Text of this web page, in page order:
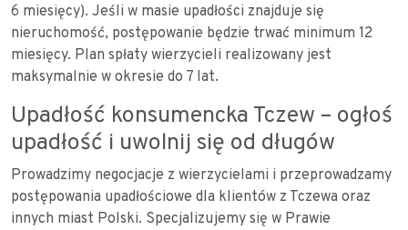
6 miesięcy). Jeśli w masie upadłości znajduje się
nieruchomość, postępowanie będzie trwać minimum 12
miesięcy. Plan spłaty wierzycieli realizowany jest
maksymalnie w okresie do 7 lat.
Upadłość konsumencka Tczew – ogłoś
upadłość i uwolnij się od długów
Prowadzimy negocjacje z wierzycielami i przeprowadzamy
postępowania upadłościowe dla klientów z Tczewa oraz
innych miast Polski. Specjalizujemy się w Prawie